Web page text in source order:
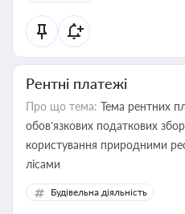
Рентні платежі
Про що тема: Тема рентних
обов’язкових податкових
користування природними
лісами
Будівельна діяльність